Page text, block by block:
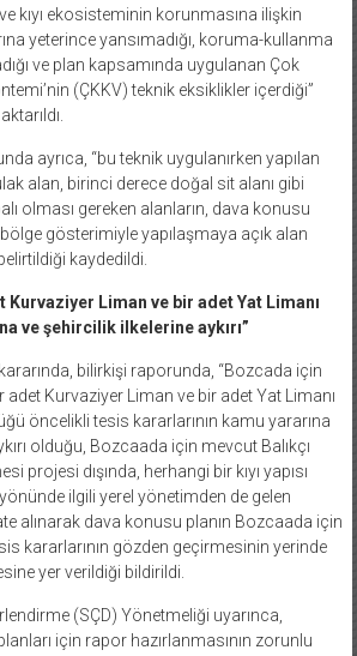
kıyı ekosisteminin korunmasına ilişkin
yeterince yansımadığı, koruma-kullanma
ve plan kapsamında uygulanan Çok
(ÇKKV) teknik eksiklikler içerdiği”
ayrıca, “bu teknik uygulanırken yapılan
alan, birinci derece doğal sit alanı gibi
olması gereken alanların, dava konusu
gösterimiyle yapılaşmaya açık alan
kaydedildi.
Kurvaziyer Liman ve bir adet Yat Limanı
ve şehircilik ilkelerine aykırı”
bilirkişi raporunda, “Bozcada için
adet Kurvaziyer Liman ve bir adet Yat Limanı
öncelikli tesis kararlarının kamu yararına
olduğu, Bozcaada için mevcut Balıkçı
projesi dışında, herhangi bir kıyı yapısı
ilgili yerel yönetimden de gelen
alınarak dava konusu planın Bozcaada için
kararlarının gözden geçirmesinin yerinde
yer verildiği bildirildi.
(SÇD) Yönetmeliği uyarınca,
için rapor hazırlanmasının zorunlu